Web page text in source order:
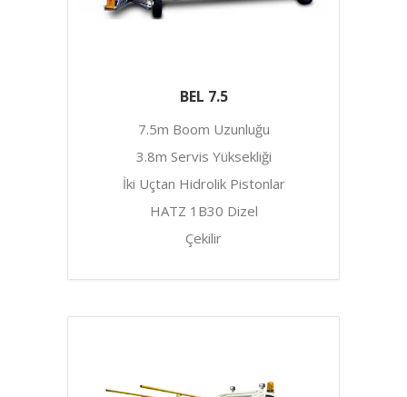
BEL 7.5
7.5m Boom Uzunluğu
3.8m Servis Yüksekliği
İki Uçtan Hidrolik Pistonlar
HATZ 1B30 Dizel
Çekilir